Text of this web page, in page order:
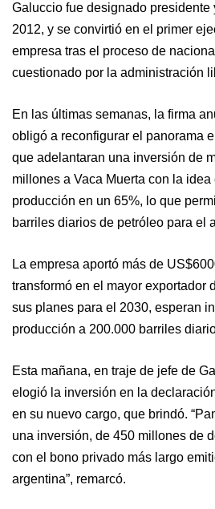
Galuccio fue designado presidente
2012, y se convirtió en el primer
empresa tras el proceso de
cuestionado por la administración
En las últimas semanas, la firma
obligó a reconfigurar el panorama
que adelantaran una inversión de
millones a Vaca Muerta con la idea
producción en un 65%, lo que
barriles diarios de petróleo para el
La empresa aportó más de
transformó en el mayor exportador
sus planes para el 2030, esperan
producción a 200.000 barriles
Esta mañana, en traje de jefe de
elogió la inversión en la
en su nuevo cargo, que brindó.
una inversión, de 450 millones de
con el bono privado más largo
argentina”, remarcó.